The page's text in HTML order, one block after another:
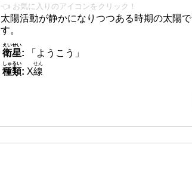
👈 お気に入りのアイコンをクリック！
太陽活動が静かになりつつある時期の太陽で
す。
衛星
えいせい
:
「ようこう」
種類
しゅるい
: X線
せん